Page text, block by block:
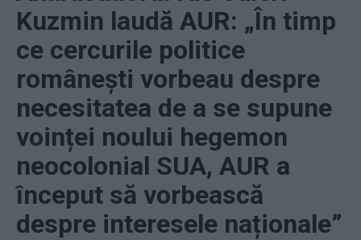
Kuzmin laudă AUR: „În timp
ce cercurile politice
românești vorbeau despre
necesitatea de a se supune
voinței noului hegemon
neocolonial SUA, AUR a
început să vorbească
despre interesele naționale”